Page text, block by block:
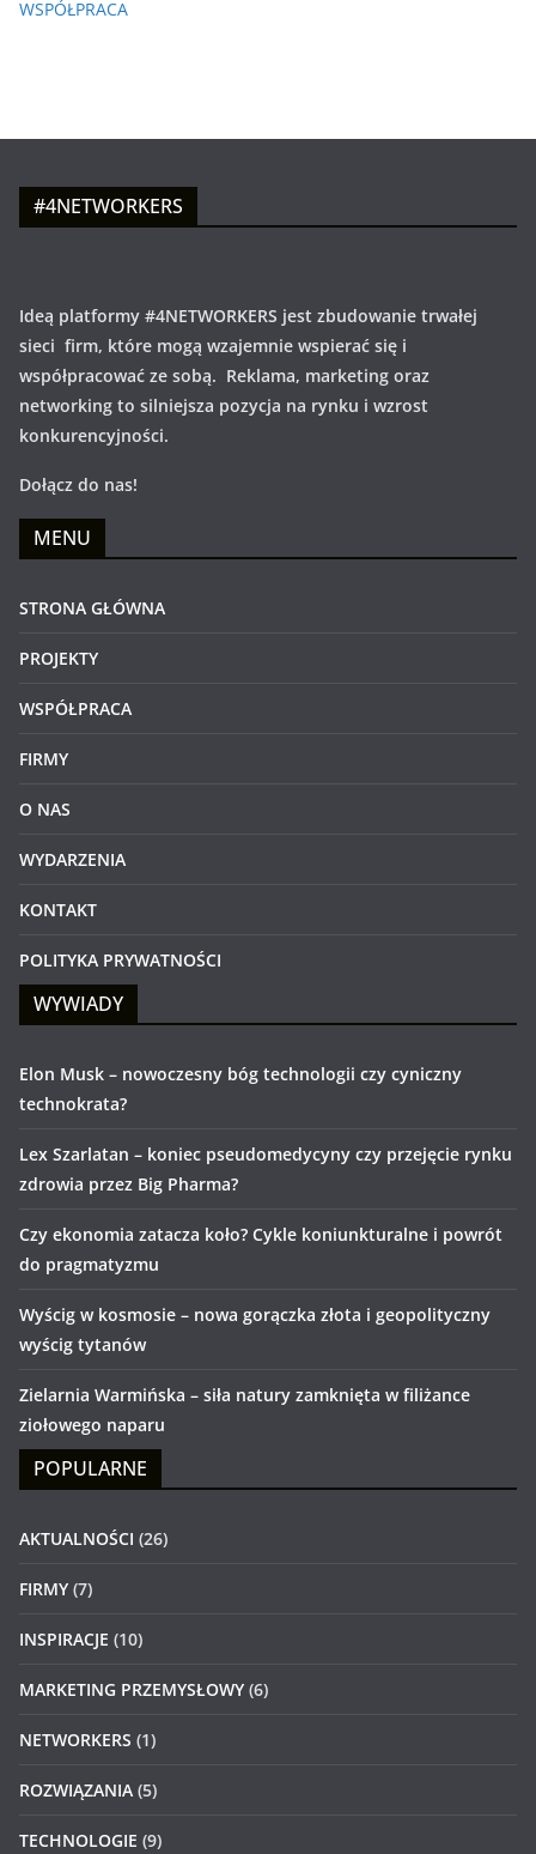
WSPÓŁPRACA
#4NETWORKERS
Ideą platformy #4NETWORKERS jest zbudowanie trwałej
sieci firm, które mogą wzajemnie wspierać się i
współpracować ze sobą. Reklama, marketing oraz
networking to silniejsza pozycja na rynku i wzrost
konkurencyjności.
Dołącz do nas!
MENU
STRONA GŁÓWNA
PROJEKTY
WSPÓŁPRACA
FIRMY
O NAS
WYDARZENIA
KONTAKT
POLITYKA PRYWATNOŚCI
WYWIADY
Elon Musk – nowoczesny bóg technologii czy cyniczny
technokrata?
Lex Szarlatan – koniec pseudomedycyny czy przejęcie rynku
zdrowia przez Big Pharma?
Czy ekonomia zatacza koło? Cykle koniunkturalne i powrót
do pragmatyzmu
Wyścig w kosmosie – nowa gorączka złota i geopolityczny
wyścig tytanów
Zielarnia Warmińska – siła natury zamknięta w filiżance
ziołowego naparu
POPULARNE
AKTUALNOŚCI (26)
FIRMY (7)
INSPIRACJE (10)
MARKETING PRZEMYSŁOWY (6)
NETWORKERS (1)
ROZWIĄZANIA (5)
TECHNOLOGIE (9)